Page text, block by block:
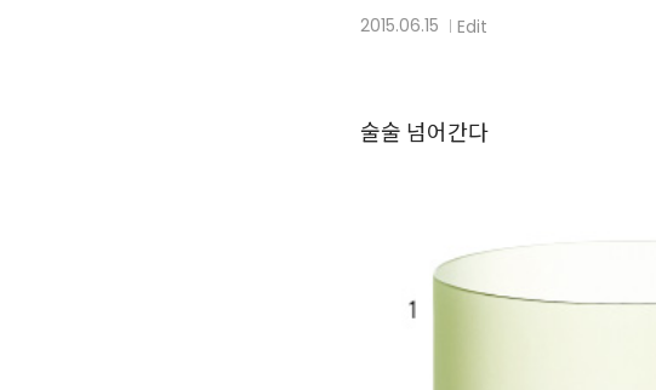
2015.06.15 Edit
술술 넘어간다